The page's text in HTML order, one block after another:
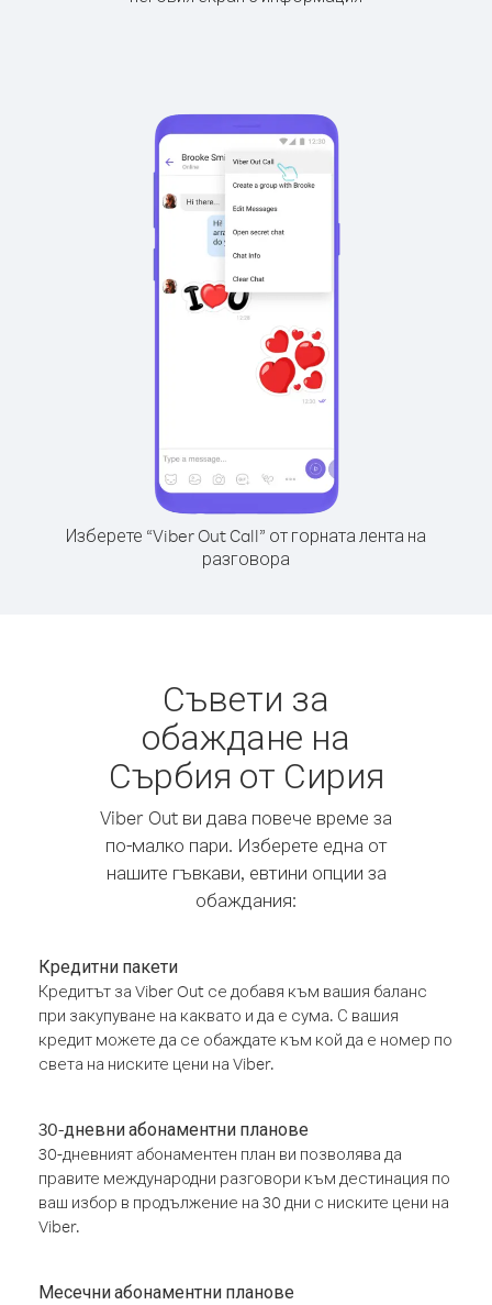
Изберете “Viber Out Call” от горната лента на
разговора
Съвети за
обаждане на
Сърбия от Сирия
Viber Out ви дава повече време за
по-малко пари. Изберете една от
нашите гъвкави, евтини опции за
обаждания:
Кредитни пакети
Кредитът за Viber Out се добавя към вашия баланс
при закупуване на каквато и да е сума. С вашия
кредит можете да се обаждате към кой да е номер по
света на ниските цени на Viber.
30-дневни абонаментни планове
30-дневният абонаментен план ви позволява да
правите международни разговори към дестинация по
ваш избор в продължение на 30 дни с ниските цени на
Viber.
Месечни абонаментни планове